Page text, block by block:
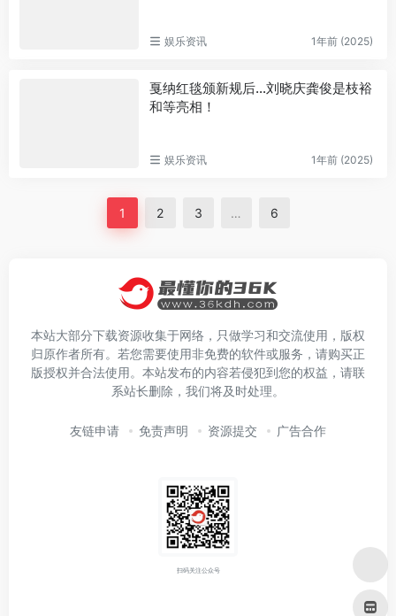
娱乐资讯 1年前 (2025)
戛纳红毯颁新规后…刘晓庆龚俊是枝裕
和等亮相！
娱乐资讯 1年前 (2025)
1 2 3 … 6
本站大部分下载资源收集于网络，只做学习和交流使用，版权
归原作者所有。若您需要使用非免费的软件或服务，请购买正
版授权并合法使用。本站发布的内容若侵犯到您的权益，请联
系站长删除，我们将及时处理。
友链申请 免责声明 资源提交 广告合作
扫码关注公众号